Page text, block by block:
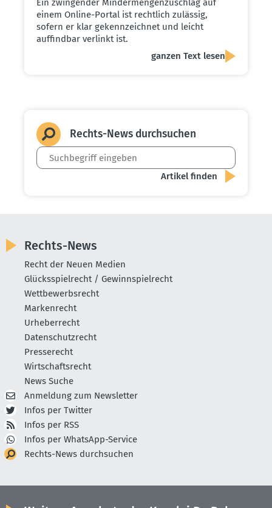
Ein zwingender Mindermengenzuschlag auf
einem Online-Portal ist rechtlich zulässig,
sofern er klar gekennzeichnet und leicht
auffindbar verlinkt ist.
ganzen Text lesen
Rechts-News durch­suchen
Rechts-News
Recht der Neuen Medien
Glücksspielrecht / Gewinnspielrecht
Wettbewerbsrecht
Markenrecht
Urheberrecht
Datenschutzrecht
Presserecht
Wirtschaftsrecht
News Suche
Anmeldung zum Newsletter
Infos per Twitter
Infos per RSS
Infos per WhatsApp-Service
Rechts-News durchsuchen